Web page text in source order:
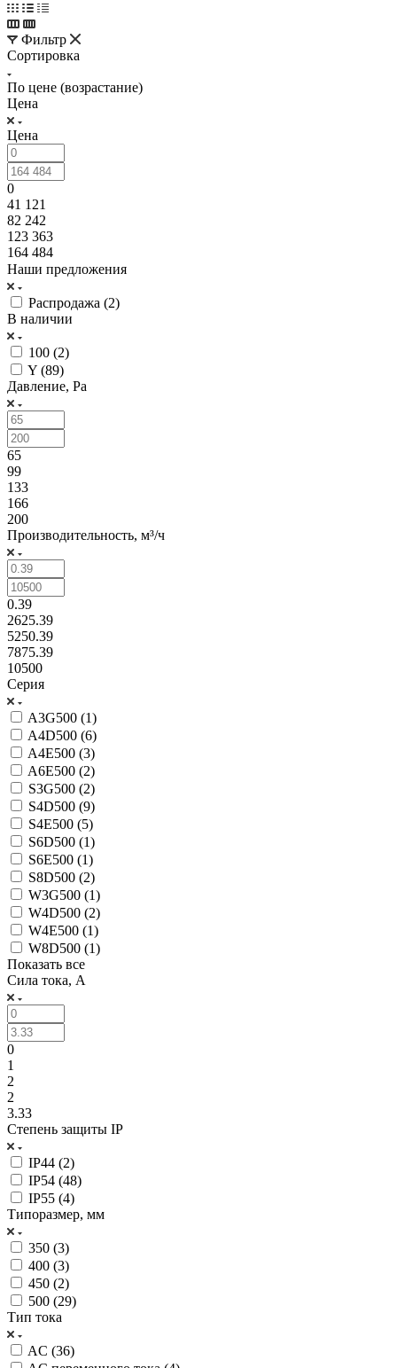
Фильтр
Сортировка
По цене (возрастание)
Цена
Цена
0
41 121
82 242
123 363
164 484
Наши предложения
Распродажа (2)
В наличии
100 (2)
Y (89)
Давление, Pa
65
99
133
166
200
Производительность, м³/ч
0.39
2625.39
5250.39
7875.39
10500
Серия
A3G500 (1)
A4D500 (6)
A4E500 (3)
A6E500 (2)
S3G500 (2)
S4D500 (9)
S4E500 (5)
S6D500 (1)
S6E500 (1)
S8D500 (2)
W3G500 (1)
W4D500 (2)
W4E500 (1)
W8D500 (1)
Показать все
Сила тока, А
0
1
2
2
3.33
Степень защиты IP
IP44 (2)
IP54 (48)
IP55 (4)
Типоразмер, мм
350 (3)
400 (3)
450 (2)
500 (29)
Тип тока
AC (36)